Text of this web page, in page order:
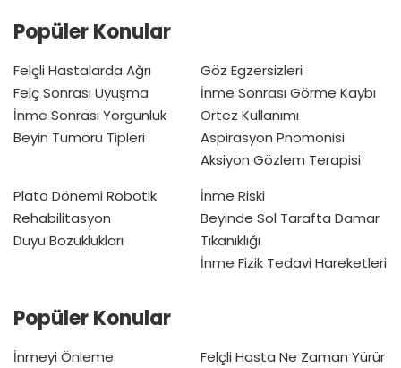
Popüler Konular
Felçli Hastalarda Ağrı
Felç Sonrası Uyuşma
İnme Sonrası Yorgunluk
Beyin Tümörü Tipleri
Göz Egzersizleri
İnme Sonrası Görme Kaybı
Ortez Kullanımı
Aspirasyon Pnömonisi
Aksiyon Gözlem Terapisi
Plato Dönemi Robotik
Rehabilitasyon
Duyu Bozuklukları
İnme Riski
Beyinde Sol Tarafta Damar
Tıkanıklığı
İnme Fizik Tedavi Hareketleri
Popüler Konular
İnmeyi Önleme
Felçli Hasta Ne Zaman Yürür